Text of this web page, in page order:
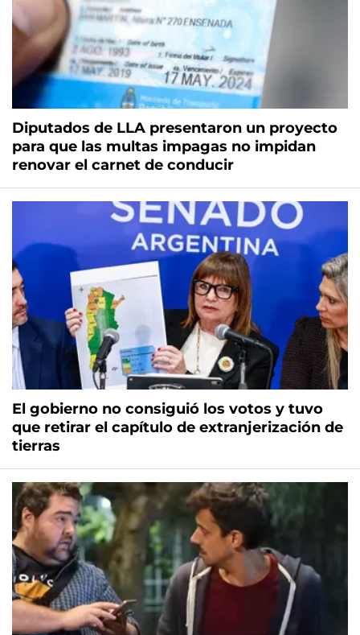
Diputados de LLA presentaron un proyecto
para que las multas impagas no impidan
renovar el carnet de conducir
El gobierno no consiguió los votos y tuvo
que retirar el capítulo de extranjerización de
tierras